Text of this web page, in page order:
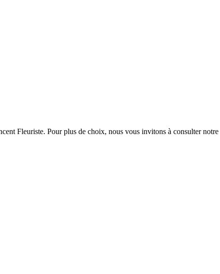
Fleuriste. Pour plus de choix, nous vous invitons à consulter notre